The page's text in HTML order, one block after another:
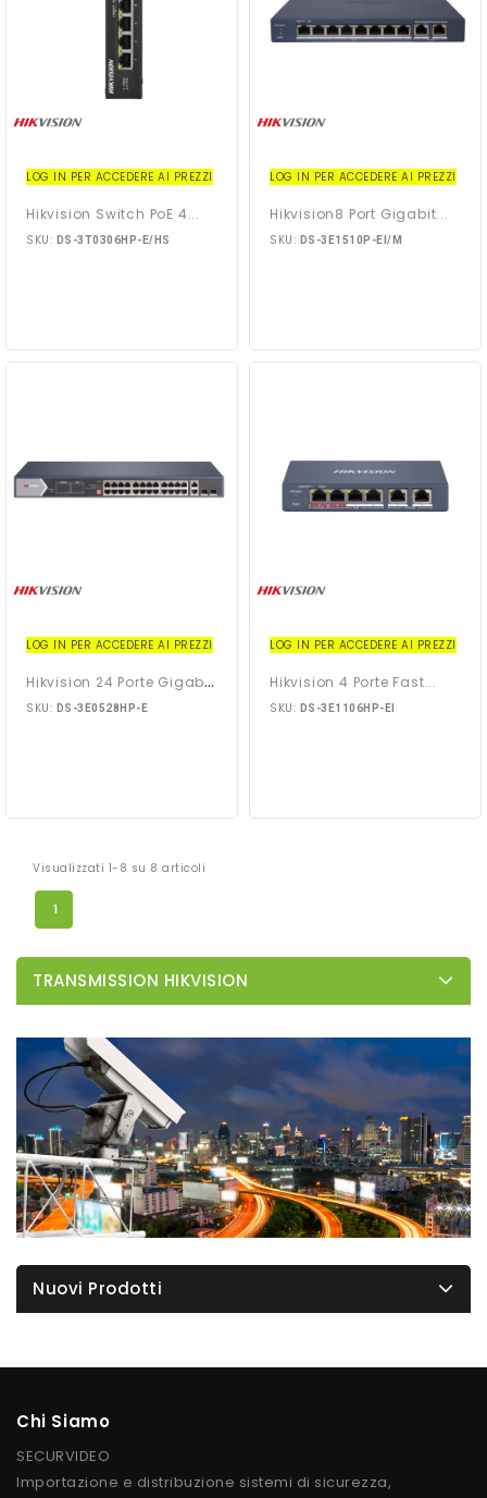
LOG IN PER ACCEDERE AI PREZZI
Hikvision Switch PoE 4...
SKU: DS-3T0306HP-E/HS
LOG IN PER ACCEDERE AI PREZZI
Hikvision8 Port Gigabit...
SKU: DS-3E1510P-EI/M
LOG IN PER ACCEDERE AI PREZZI
H
Ikvision 24 Porte Gigabit...
SKU: DS-3E0528HP-E
LOG IN PER ACCEDERE AI PREZZI
Hikvision 4 Porte Fast...
SKU: DS-3E1106HP-EI
Visualizzati 1-8 su 8 articoli
1
TRANSMISSION HIKVISION
Nuovi Prodotti
Chi Siamo
SECURVIDEO
Importazione e distribuzione sistemi di sicurezza,